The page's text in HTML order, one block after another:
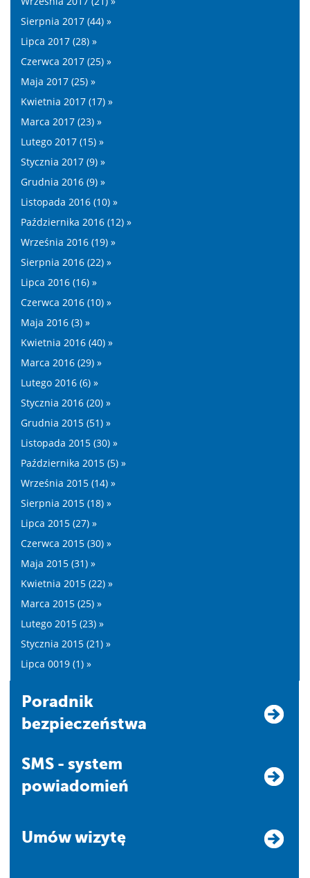
Sierpnia 2017 (44) »
Lipca 2017 (28) »
Czerwca 2017 (25) »
Maja 2017 (25) »
Kwietnia 2017 (17) »
Marca 2017 (23) »
Lutego 2017 (15) »
Stycznia 2017 (9) »
Grudnia 2016 (9) »
Listopada 2016 (10) »
Października 2016 (12) »
Września 2016 (19) »
Sierpnia 2016 (22) »
Lipca 2016 (16) »
Czerwca 2016 (10) »
Maja 2016 (3) »
Kwietnia 2016 (40) »
Marca 2016 (29) »
Lutego 2016 (6) »
Stycznia 2016 (20) »
Grudnia 2015 (51) »
Listopada 2015 (30) »
Października 2015 (5) »
Września 2015 (14) »
Sierpnia 2015 (18) »
Lipca 2015 (27) »
Czerwca 2015 (30) »
Maja 2015 (31) »
Kwietnia 2015 (22) »
Marca 2015 (25) »
Lutego 2015 (23) »
Stycznia 2015 (21) »
Lipca 0019 (1) »
Poradnik
bezpieczeństwa
SMS - system
powiadomień
Umów wizytę